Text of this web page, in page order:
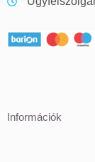
Információk